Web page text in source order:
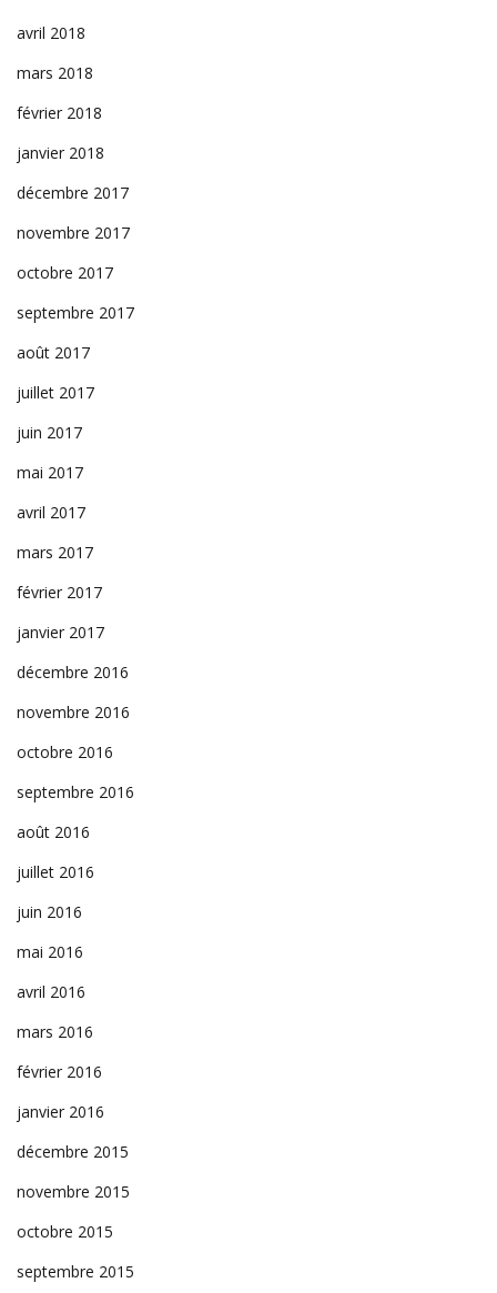
avril 2018
mars 2018
février 2018
janvier 2018
décembre 2017
novembre 2017
octobre 2017
septembre 2017
août 2017
juillet 2017
juin 2017
mai 2017
avril 2017
mars 2017
février 2017
janvier 2017
décembre 2016
novembre 2016
octobre 2016
septembre 2016
août 2016
juillet 2016
juin 2016
mai 2016
avril 2016
mars 2016
février 2016
janvier 2016
décembre 2015
novembre 2015
octobre 2015
septembre 2015